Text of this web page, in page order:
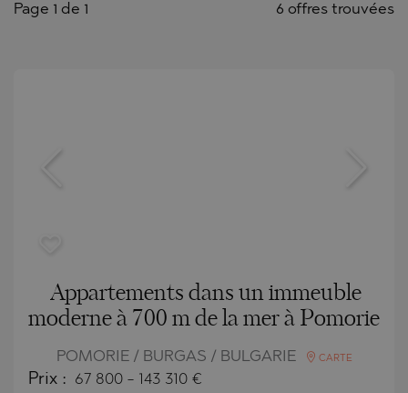
6 offres trouvées
Page 1 de 1
Appartements dans un immeuble
moderne à 700 m de la mer à Pomorie
POMORIE / BURGAS / BULGARIE CARTE
Prix : 67 800 - 143 310 €